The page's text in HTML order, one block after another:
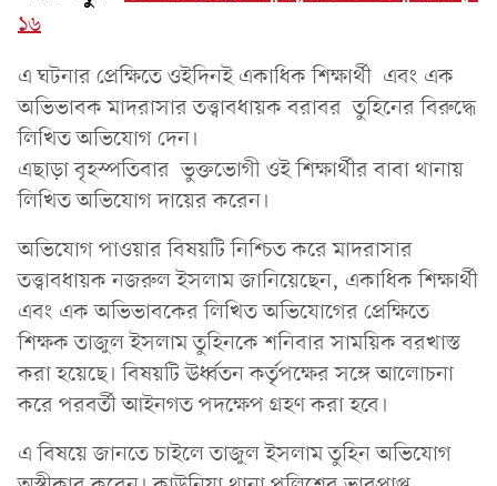
১৬
এ ঘটনার প্রেক্ষিতে ওইদিনই একাধিক শিক্ষার্থী এবং এক
অভিভাবক মাদরাসার তত্ত্বাবধায়ক বরাবর তুহিনের বিরুদ্ধে
লিখিত অভিযোগ দেন।
এছাড়া বৃহস্পতিবার ভুক্তভোগী ওই শিক্ষার্থীর বাবা থানায়
লিখিত অভিযোগ দায়ের করেন।
অভিযোগ পাওয়ার বিষয়টি নিশ্চিত করে মাদরাসার
তত্ত্বাবধায়ক নজরুল ইসলাম জানিয়েছেন, একাধিক শিক্ষার্থী
এবং এক অভিভাবকের লিখিত অভিযোগের প্রেক্ষিতে
শিক্ষক তাজুল ইসলাম তুহিনকে শনিবার সাময়িক বরখাস্ত
করা হয়েছে। বিষয়টি ঊর্ধ্বতন কর্তৃপক্ষের সঙ্গে আলোচনা
করে পরবর্তী আইনগত পদক্ষেপ গ্রহণ করা হবে।
এ বিষয়ে জানতে চাইলে তাজুল ইসলাম তুহিন অভিযোগ